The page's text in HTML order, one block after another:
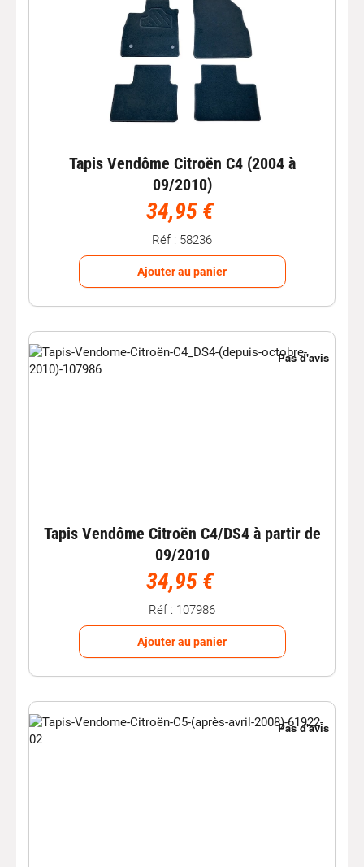
Tapis Vendôme Citroën C4 (2004 à
09/2010)
34,95 €
Réf : 58236
Ajouter au panier
Tapis Vendôme Citroën C4/DS4 à partir de
09/2010
34,95 €
Réf : 107986
Ajouter au panier